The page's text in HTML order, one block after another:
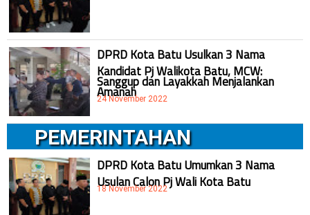
DPRD Kota Batu Usulkan 3 Nama
Kandidat Pj Walikota Batu, MCW:
Sanggup dan Layakkah Menjalankan
Amanah
24 November 2022
PEMERINTAHAN
DPRD Kota Batu Umumkan 3 Nama
Usulan Calon Pj Wali Kota Batu
18 November 2022